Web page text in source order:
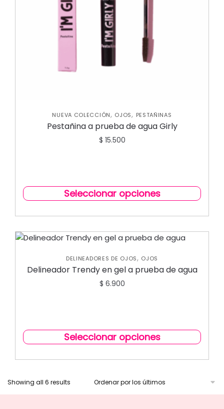
NUEVA COLECCIÓN, OJOS, PESTAÑINAS
Pestañina a prueba de agua Girly
$ 15.500
Seleccionar opciones
DELINEADORES DE OJOS, OJOS
Delineador Trendy en gel a prueba de agua
$ 6.900
Seleccionar opciones
Showing all 6 results